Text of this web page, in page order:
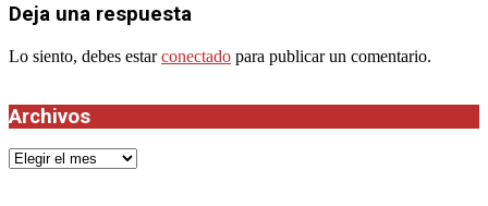
Deja una respuesta
Lo siento, debes estarconectado para publicar un comentario.
Archivos
Archivos